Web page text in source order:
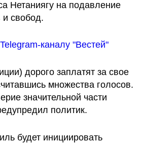
Нетаниягу на подавление
и свобод.
каналу "Вестей"
дорого заплатят за свое
множества голосов.
значительной части
политик.
будет инициировать